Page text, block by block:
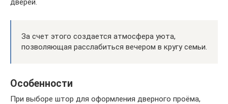
дверей.
За счет этого создается атмосфера уюта,
позволяющая расслабиться вечером в кругу семьи.
Особенности
При выборе штор для оформления дверного проёма,